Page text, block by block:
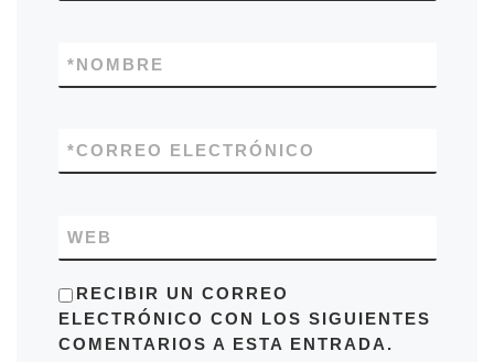
NOMBRE
*
CORREO ELECTRÓNICO
*
WEB
RECIBIR UN CORREO
ELECTRÓNICO CON LOS SIGUIENTES
COMENTARIOS A ESTA ENTRADA.